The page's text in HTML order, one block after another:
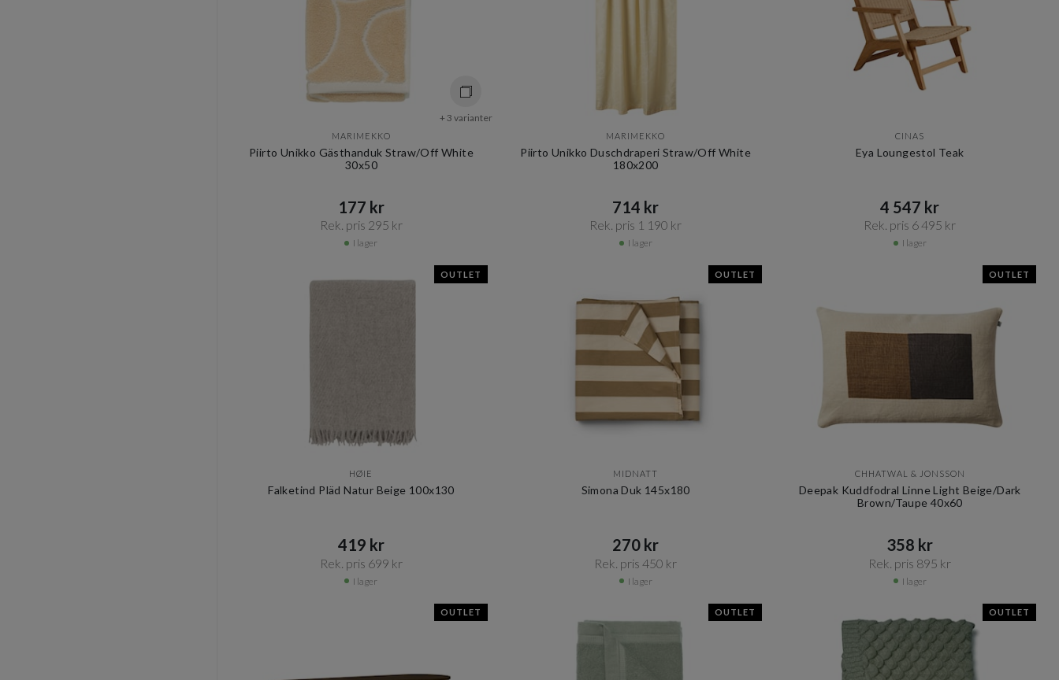
+ 3 varianter
MARIMEKKO
Piirto Unikko Gästhanduk Straw/Off White
30x50
177 kr​​
Rek. pris 295 kr​​
I lager
MARIMEKKO
Piirto Unikko Duschdraperi Straw/Off White
180x200
714 kr​​
Rek. pris 1 190 kr​​
I lager
CINAS
Eya Loungestol Teak
4 547 kr​​
Rek. pris 6 495 kr​​
I lager
OUTLET
HØIE
Falketind Pläd Natur Beige 100x130
419 kr​​
Rek. pris 699 kr​​
I lager
OUTLET
MIDNATT
Simona Duk 145x180
270 kr​​
Rek. pris 450 kr​​
I lager
OUTLET
CHHATWAL & JONSSON
Deepak Kuddfodral Linne Light Beige/Dark
Brown/Taupe 40x60
358 kr​​
Rek. pris 895 kr​​
I lager
OUTLET OUTLET OUTLET